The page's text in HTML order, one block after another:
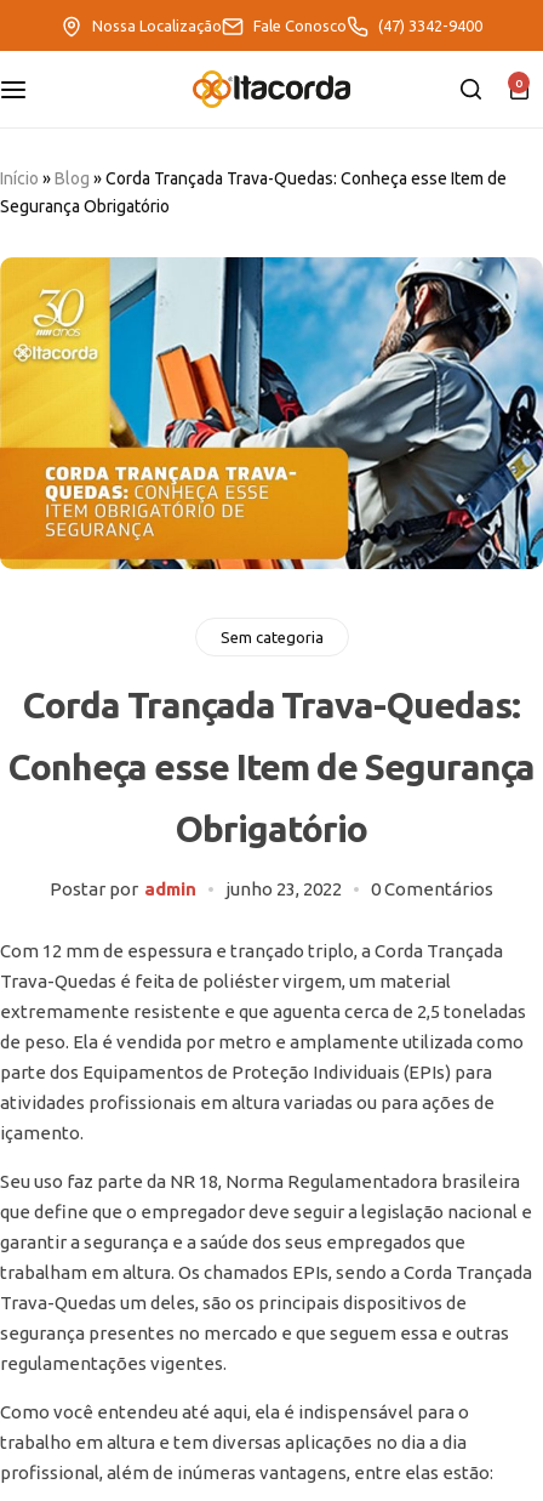
Nossa Localização Fale Conosco (47) 3342-9400
0
Início »Blog »Corda Trançada Trava-Quedas: Conheça esse Item de
Segurança Obrigatório
Sem categoria
Corda Trançada Trava-Quedas:
Conheça esse Item de Segurança
Obrigatório
Postar por admin junho 23, 2022 0 Comentários
Com 12 mm de espessura e trançado triplo, a Corda Trançada
Trava-Quedas é feita de poliéster virgem, um material
extremamente resistente e que aguenta cerca de 2,5 toneladas
de peso. Ela é vendida por metro e amplamente utilizada como
parte dos Equipamentos de Proteção Individuais (EPIs) para
atividades profissionais em altura variadas ou para ações de
içamento.
Seu uso faz parte da NR 18, Norma Regulamentadora brasileira
que define que o empregador deve seguir a legislação nacional e
garantir a segurança e a saúde dos seus empregados que
trabalham em altura. Os chamados EPIs, sendo a Corda Trançada
Trava-Quedas um deles, são os principais dispositivos de
segurança presentes no mercado e que seguem essa e outras
regulamentações vigentes.
Como você entendeu até aqui, ela é indispensável para o
trabalho em altura e tem diversas aplicações no dia a dia
profissional, além de inúmeras vantagens, entre elas estão: